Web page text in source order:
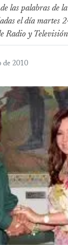
las palabras de
el día martes
Radio y
de 2010